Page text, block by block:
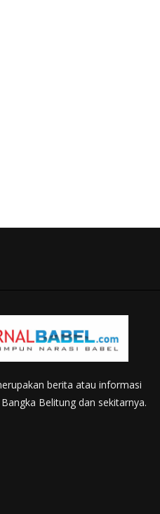
berita atau informasi
Belitung dan sekitarnya.